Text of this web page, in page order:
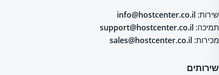
שירות: info@hostcenter.co.il
תמיכה: support@hostcenter.co.il
מכירות: sales@hostcenter.co.il
שירותים